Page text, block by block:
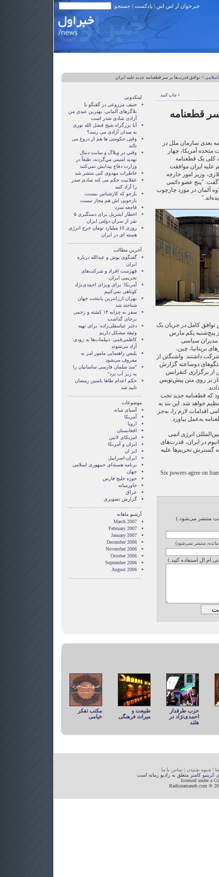
خبرخوان آر اس اس| پادکست | جستجو:
> توافق قدرت‌ها بر سر قطعنامه جدید علیه ایران
• چاپ کنید
قطعنامه
بعدی سازمان ملل در
متحده آمریکا، چهار
کلی یک قطعنامه
ایران موافقت
وزیر امور خارجه
گفت: "پنج عضو دائمی
آلمان در مورد چارچوب
توافق کامل در جریان یک
پنج‌شنبه یکم مارس
مدیران سیاسی
بریتانیا، چین،
داشتند. واشنگتن از
دوساعته گزارش
از برگزاری کنفرانس
کار بر روی متن پیش‌نویس
که قطعنامه جدید تحت
تنظیم خواهد شد. این بند به
اقدامات لازم را، به‌جز
به‌عمل بیاورد.
انرژی اتمی
در ایران، قدرت‌های
گسترش تحریم‌ها علیه
Six powers agree on
منتشر می‌شود.)
مانده، منتشر نمی‌شود)
استفاده کنید.)
لینکدونی
حنیف مزروعی در گفتگو با
بلاگرهای آلمانی: بهترین عیدی من
آزادی شادی صدر است
آيا بزرگراه شيخ فضل الله نوری
به ميدان آزادی می رسد؟
وقتی حکومتی ها هم از دروغ می
نالند
وقتي در وبلاگ و سايت دنبال
تهديد امنيتي مي‌گردند، طبعاً در
وزارت دفاع پيدايش نمي‌كنند
خاطرات مهدوی كنی متشر شد
عقلانيت حکم می کند شادی صدر
را آزاد کنيد
بازجو که کارشناس نیست،
بازجویی اش هم مجاز نیست
فاجعه سرد
اخطار اینترپل برای دستگیری ۵
نفر از سران دولتی ایران
روزی 10 ميليارد تومان خرج انرژی
هسته ای در ايران
آخرین مطالب
گفتگوی بوش و عبدالله درباره
ایران
فهرست افراد و شرکت‌های
تحریمی ایران
آمریکا: برای ویزای احمدی‌نژاد
کوتاهی نمی‌کنیم
تهران ارزانترین پایتخت جهان
شناخته شد
سفر به چزابه ۱۴ کشته و زخمی
برجای گذاشت
دختر عباسقلی‌زاده: برای تهیه
وثیقه مشکل داریم
کاظمی‌قمی: دیپلمات‌ها به زودی
آزاد می‌شوند
پلیس راهنمایی مامور امر به
معروف می‌شود
"سد سلمان فارسی ساسانیان را
به زیر آب برد"
حکم اعدام طاها یاسین رمضان
تایید شد
موضوعات
آسيای ميانه
آمریکا
اروپا
افغانستان
امریکای لاتین
ايران و آمريکا
ایر ان
ایران-اسراییل
برنامه هسته‌ای جمهوری اسلامی
جهان
حوزه خلیج فارس
خاورمیانه
عراق
گزارش تصويری
آرشیو ماهانه
March 2007
February 2007
January 2007
December 2006
November 2006
October 2006
September 2006
August 2006
حزب طرفدار
احمدی‌نژاد در
هلند
طبیعت و
میراث فرهنگی
مکتب تفكر
خيامی
|شیوه شنیدن |تماس با ما
کریتیو کامنز متعلق به رادیو زمانه است
licensed under a